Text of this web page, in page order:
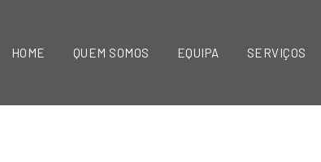
HOME QUEM SOMOS EQUIPA SERVIÇOS